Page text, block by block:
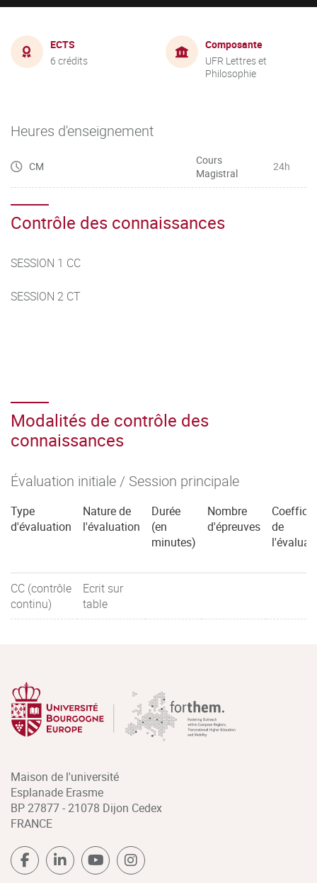
ECTS
6 crédits
Composante
UFR Lettres et
Philosophie
Heures d'enseignement
CM
Cours
Magistral
24h
Contrôle des connaissances
SESSION 1 CC
SESSION 2 CT
Modalités de contrôle des
connaissances
Évaluation initiale / Session principale
Type
d'évaluation
Nature de
l'évaluation
Durée
(en
minutes)
Nombre
d'épreuves
de
CC (contrôle
continu)
Ecrit sur
table
Maison de l'université
Esplanade Erasme
BP 27877 - 21078 Dijon Cedex
FRANCE